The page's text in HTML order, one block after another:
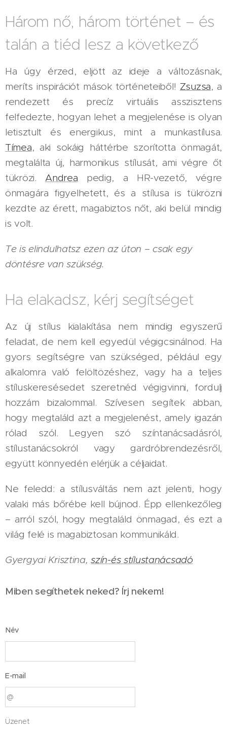
Három nő, három történet – és
talán a tiéd lesz a következő
Ha úgy érzed, eljött az ideje a változásnak,
meríts inspirációt mások történeteiből! Zsuzsa, a
rendezett és precíz virtuális asszisztens
felfedezte, hogyan lehet a megjelenése is olyan
letisztult és energikus, mint a munkastílusa.
Tímea, aki sokáig háttérbe szorította önmagát,
megtalálta új, harmonikus stílusát, ami végre őt
tükrözi.Andrea pedig, a HR-vezető, végre
önmagára figyelhetett, és a stílusa is tükrözni
kezdte az érett, magabiztos nőt, aki belül mindig
is volt.
Te is elindulhatsz ezen az úton – csak egy
döntésre van szükség.
Ha elakadsz, kérj segítséget
Az új stílus kialakítása nem mindig egyszerű
feladat, de nem kell egyedül végigcsinálnod. Ha
gyors segítségre van szükséged, például egy
alkalomra való felöltözéshez, vagy ha a teljes
stíluskeresésedet szeretnéd végigvinni, fordulj
hozzám bizalommal. Szívesen segítek abban,
hogy megtaláld azt a megjelenést, amely igazán
rólad szól. Legyen szó színtanácsadásról,
stílustanácsokról vagy gardróbrendezésről,
együtt könnyedén elérjük a céljaidat.
Ne feledd: a stílusváltás nem azt jelenti, hogy
valaki más bőrébe kell bújnod. Épp ellenkezőleg
– arról szól, hogy megtaláld önmagad, és ezt a
világ felé is magabiztosan kommunikáld.
Gyergyai Krisztina,szín-és stílustanácsadó
Miben segíthetek neked? Írj nekem!
Név
E-mail
Üzenet